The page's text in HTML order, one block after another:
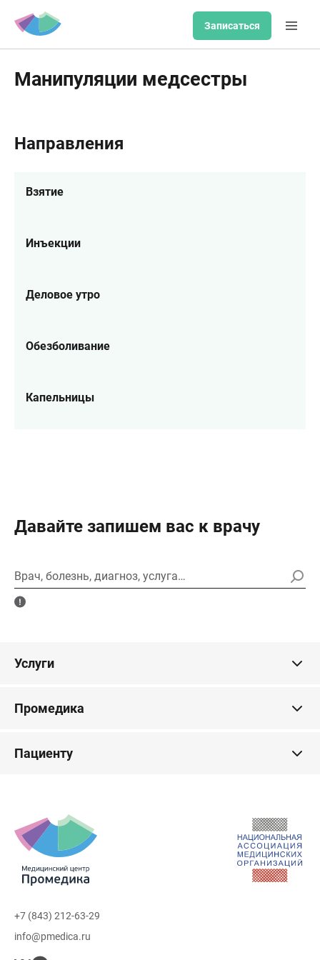
Записаться
Манипуляции медсестры
Направления
Взятие
Инъекции
Деловое утро
Обезболивание
Капельницы
Давайте запишем вас к врачу
Врач, болезнь, диагноз, услуга…
Услуги
Промедика
Пациенту
+7 (843) 212-63-29
info@pmedica.ru